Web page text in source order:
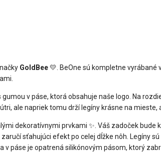
GoldBee💛. BeOne sú kompletne vyrábané
gumou v páse, ktorá obsahuje naše logo. Na
ale napriek tomu drží legíny krásne na mieste,
dekoratívnymi prvkami ✨. Váš zadoček bude
sťahujúci efekt po celej dĺžke nôh. Legíny
v páse je opatrená silikónovým pásom, ktorý